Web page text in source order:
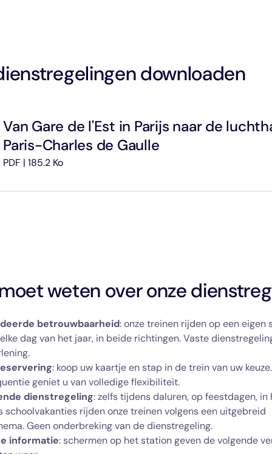
downloaden
Van Gare de l'Est in Parijs naar de
Paris-Charles de Gaulle
PDF | 185.2 Ko
weten over onze
betrouwbaarheid: onze treinen rijden op een eigen
dag van het jaar, in beide richtingen. Vaste
: koop uw kaartje en stap in de trein van uw
geniet u van volledige flexibiliteit.
dienstregeling: zelfs tijdens daluren, op feestdagen, in
schoolvakanties rijden onze treinen volgens een uitgebreid
Geen onderbreking van de dienstregeling.
informatie: schermen op het station geven de volgende